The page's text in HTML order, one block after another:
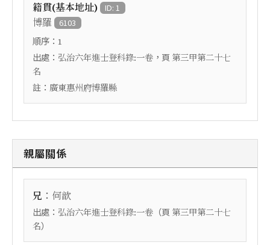
籍貫(基本地址) ID: 1
博羅 6103
順序： 1
出處： 弘治六年進士登科錄:一卷 ，頁 第三甲第二十七
名
註： 廣東惠州府博羅縣
親屬關係
兄 ： 何歆
出處： 弘治六年進士登科錄:一卷 （頁 第三甲第二十七
名）